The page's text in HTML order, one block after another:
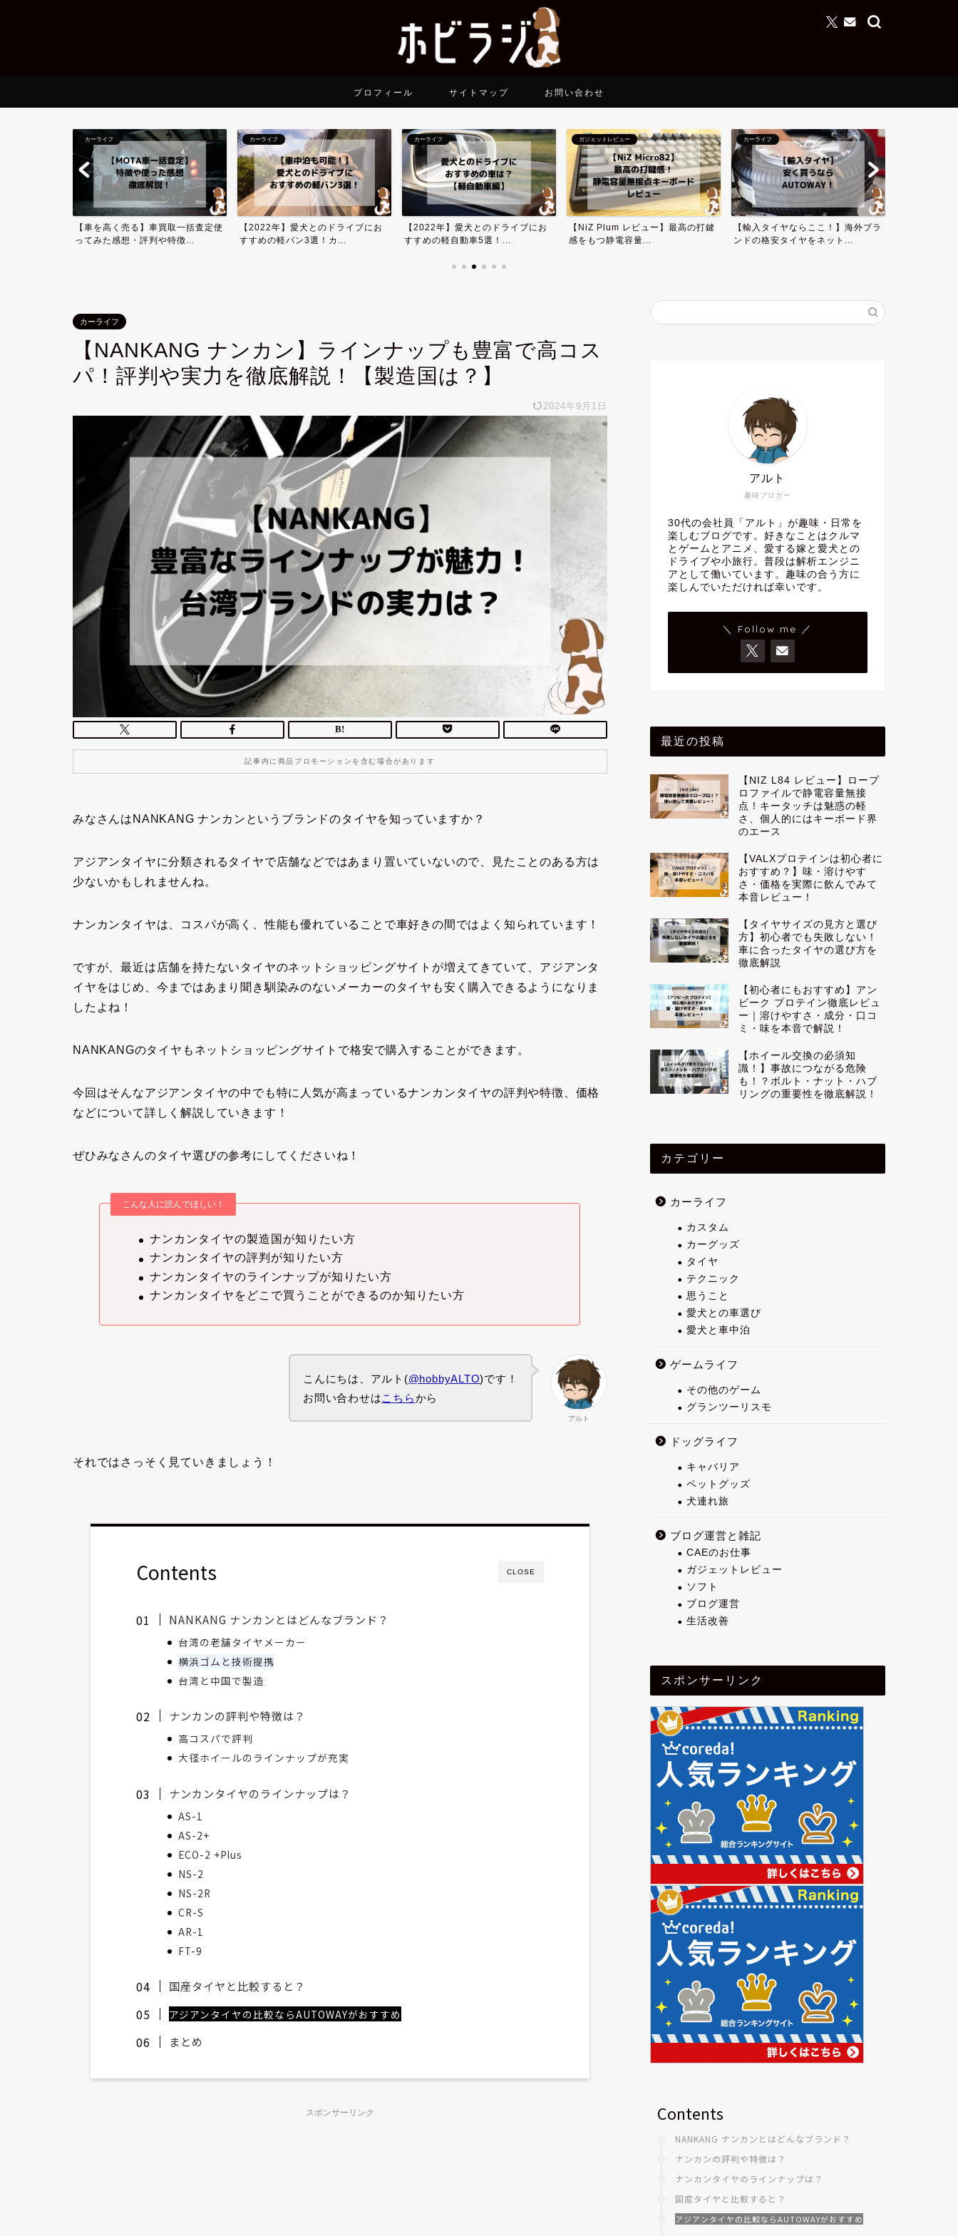
プロフィール サイトマップ お問い合わせ
カーライフ
【車を高く売る】車買取一括査定使
ってみた感想・評判や特徴...
カーライフ
【2022年】愛犬とのドライブにお
すすめの軽バン3選！カ...
カーライフ
【2022年】愛犬とのドライブにお
すすめの軽自動車5選！...
ガジェットレビュー
【NiZ Plum レビュー】最高の打鍵
感をもつ静電容量...
カーライフ
【輸入タイヤならここ！】海外ブラ
ンドの格安タイヤをネット...
カーライフ
【NANKANG ナンカン】ラインナップも豊富で高コス
パ！評判や実力を徹底解説！【製造国は？】
2024年9月1日
記事内に商品プロモーションを含む場合があります
みなさんはNANKANG ナンカンというブランドのタイヤを知っていますか？
アジアンタイヤに分類されるタイヤで店舗などではあまり置いていないので、見たことのある方は
少ないかもしれませんね。
ナンカンタイヤは、コスパが高く、性能も優れていることで車好きの間ではよく知られています！
ですが、最近は店舗を持たないタイヤのネットショッピングサイトが増えてきていて、アジアンタ
イヤをはじめ、今まではあまり聞き馴染みのないメーカーのタイヤも安く購入できるようになりま
したよね！
NANKANGのタイヤもネットショッピングサイトで格安で購入することができます。
今回はそんなアジアンタイヤの中でも特に人気が高まっているナンカンタイヤの評判や特徴、価格
などについて詳しく解説していきます！
ぜひみなさんのタイヤ選びの参考にしてくださいね！
こんな人に読んでほしい！
ナンカンタイヤの製造国が知りたい方
ナンカンタイヤの評判が知りたい方
ナンカンタイヤのラインナップが知りたい方
ナンカンタイヤをどこで買うことができるのか知りたい方
アルト
こんにちは、アルト(@hobbyALTO)です！
お問い合わせはこちらから
それではさっそく見ていきましょう！
CLOSE
Contents
NANKANG ナンカンとはどんなブランド？
台湾の老舗タイヤメーカー
横浜ゴムと技術提携
台湾と中国で製造
ナンカンの評判や特徴は？
高コスパで評判
大径ホイールのラインナップが充実
ナンカンタイヤのラインナップは？
AS-1
AS-2+
ECO-2 +Plus
NS-2
NS-2R
CR-S
AR-1
FT-9
国産タイヤと比較すると？
アジアンタイヤの比較ならAUTOWAYがおすすめ
まとめ
スポンサーリンク
趣味ブロガー
アルト
30代の会社員「アルト」が趣味・日常を
楽しむブログです。好きなことはクルマ
とゲームとアニメ、愛する嫁と愛犬との
ドライブや小旅行。普段は解析エンジニ
アとして働いています。趣味の合う方に
楽しんでいただければ幸いです。
＼ Follow me ／
最近の投稿
【NIZ L84 レビュー】ロープ
ロファイルで静電容量無接
点！キータッチは魅惑の軽
さ、個人的にはキーボード界
のエース
【VALXプロテインは初心者に
おすすめ？】味・溶けやす
さ・価格を実際に飲んでみて
本音レビュー！
【タイヤサイズの見方と選び
方】初心者でも失敗しない！
車に合ったタイヤの選び方を
徹底解説
【初心者にもおすすめ】アン
ビーク プロテイン徹底レビュ
ー｜溶けやすさ・成分・口コ
ミ・味を本音で解説！
【ホイール交換の必須知
識！】事故につながる危険
も！？ボルト・ナット・ハブ
リングの重要性を徹底解説！
カテゴリー
カーライフ
カスタム
カーグッズ
タイヤ
テクニック
思うこと
愛犬との車選び
愛犬と車中泊
ゲームライフ
その他のゲーム
グランツーリスモ
ドッグライフ
キャバリア
ペットグッズ
犬連れ旅
ブログ運営と雑記
CAEのお仕事
ガジェットレビュー
ソフト
ブログ運営
生活改善
スポンサーリンク
Contents
NANKANG ナンカンとはどんなブランド？
ナンカンの評判や特徴は？
ナンカンタイヤのラインナップは？
国産タイヤと比較すると？
アジアンタイヤの比較ならAUTOWAYがおすすめ